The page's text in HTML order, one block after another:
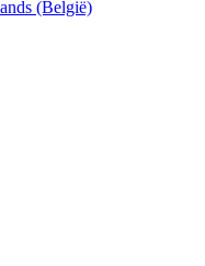
(België)